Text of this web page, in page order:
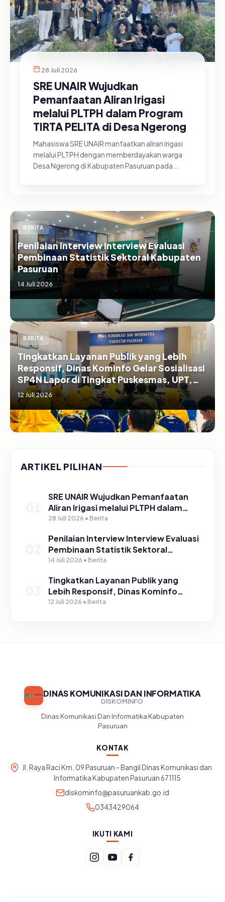
28 Juli 2026
SRE UNAIR Wujudkan
Pemanfaatan Aliran Irigasi
melalui PLTPH dalam Program
TIRTA PELITA di Desa Ngerong
Mahasiswa SRE UNAIR manfaatkan aliran irigasi
melalui PLTPH dengan memberdayakan warga
Desa Ngerong di Kabupaten Pasuruan pada
BERITA
Penilaian Interview Interview Evaluasi
Pembinaan Statistik Sektoral Kabupaten
Pasuruan
14 Juli 2026
BERITA
Tingkatkan Layanan Publik yang Lebih
Responsif, Dinas Kominfo Gelar Sosialisasi
SP4N Lapor di Tingkat Puskesmas, UPT,
serta SD/SMP di Kabupaten Pasuruan
12 Juli 2026
ARTIKEL PILIHAN
SRE UNAIR Wujudkan Pemanfaatan
Aliran Irigasi melalui PLTPH dalam
Program TIRTA PELITA di Desa
28 Juli 2026 • Berita
Penilaian Interview Interview Evaluasi
Pembinaan Statistik Sektoral
Kabupaten Pasuruan
14 Juli 2026 • Berita
Tingkatkan Layanan Publik yang
Lebih Responsif, Dinas Kominfo
Gelar Sosialisasi SP4N Lapor di
12 Juli 2026 • Berita
DINAS KOMUNIKASI DAN INFORMATIKA
DISKOMINFO
Dinas Komunikasi Dan Informatika Kabupaten
Pasuruan
KONTAK
Jl. Raya Raci Km. 09 Pasuruan - Bangil Dinas Komunikasi dan
Informatika Kabupaten Pasuruan 671115
diskominfo@pasuruankab.go.id
0343429064
IKUTI KAMI